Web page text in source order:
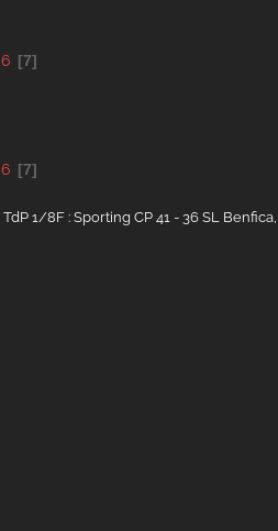
6 7
6 7
TdP 1/8F : Sporting CP 41 - 36 SL